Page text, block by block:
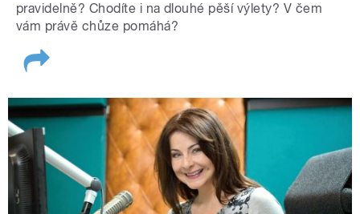
pravidelně? Chodíte i na dlouhé pěší výlety? V čem
vám právě chůze pomáhá?